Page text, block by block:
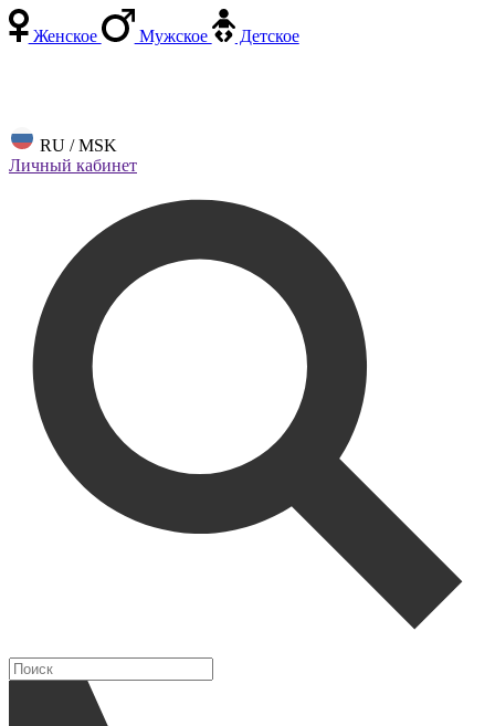
Женское Мужское Детское
RU / MSK
Личный кабинет